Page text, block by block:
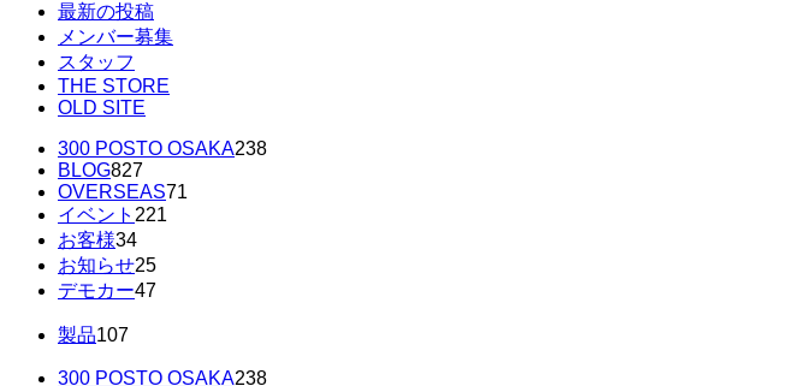
最新の投稿
メンバー募集
スタッフ
THE STORE
OLD SITE
300 POSTO OSAKA238
BLOG827
OVERSEAS71
イベント 221
お客様34
お知らせ25
デモカー47
製品107
300 POSTO OSAKA238